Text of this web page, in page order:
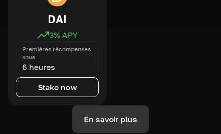
DAI
3% APY
Premières récompenses
sous
6 heures
Stake now
En savoir plus